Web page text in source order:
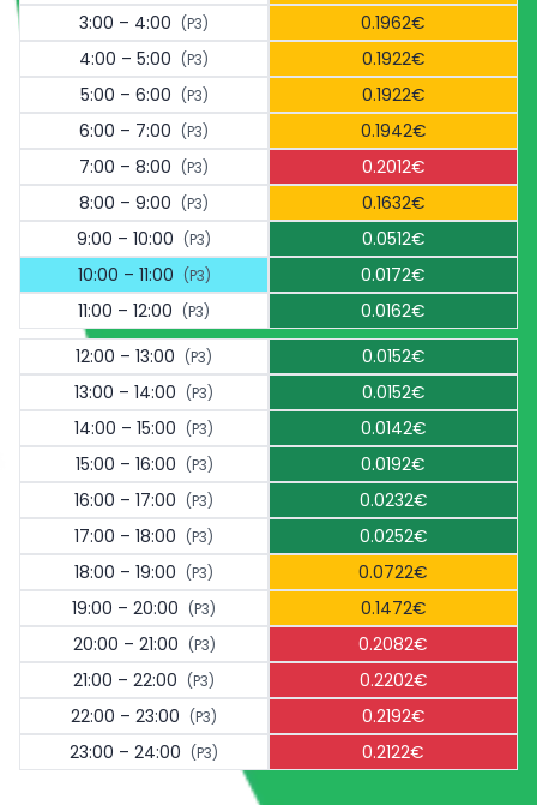
3:00 – 4:00 (P3)
0.1962€
4:00 – 5:00 (P3)
0.1922€
5:00 – 6:00 (P3)
0.1922€
6:00 – 7:00 (P3)
0.1942€
7:00 – 8:00 (P3)
0.2012€
8:00 – 9:00 (P3)
0.1632€
9:00 – 10:00 (P3)
0.0512€
10:00 – 11:00 (P3)
0.0172€
11:00 – 12:00 (P3)
0.0162€
12:00 – 13:00 (P3)
0.0152€
13:00 – 14:00 (P3)
0.0152€
14:00 – 15:00 (P3)
0.0142€
15:00 – 16:00 (P3)
0.0192€
16:00 – 17:00 (P3)
0.0232€
17:00 – 18:00 (P3)
0.0252€
18:00 – 19:00 (P3)
0.0722€
19:00 – 20:00 (P3)
0.1472€
20:00 – 21:00 (P3)
0.2082€
21:00 – 22:00 (P3)
0.2202€
22:00 – 23:00 (P3)
0.2192€
23:00 – 24:00 (P3) 0.2122€